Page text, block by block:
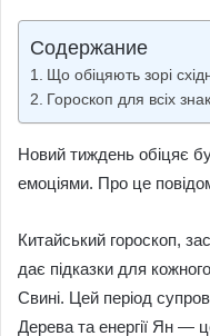
Содержание
Що обіцяють зорі
Гороскоп для всіх
Новий тиждень обіцяє
емоціями. Про це
Китайський гороскоп,
дає підказки для
Свині. Цей період
Дерева та енергії Ян —